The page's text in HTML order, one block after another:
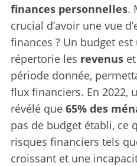
finances personnelles.
crucial d’avoir une vue
finances ? Un budget
répertorie les revenuset
période donnée,
flux financiers. En 2022,
révélé que 65% des
pas de budget établi, ce
risques financiers tels
croissant et une